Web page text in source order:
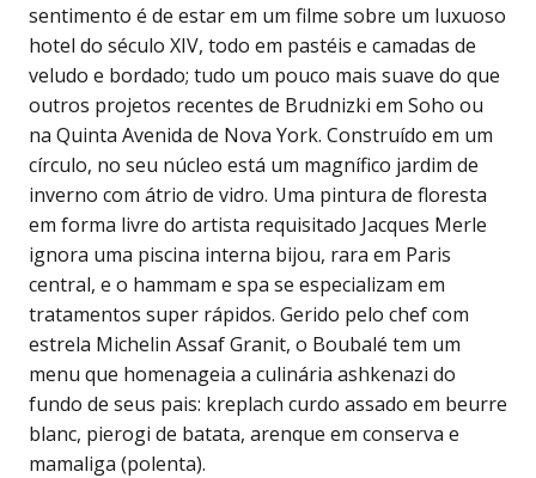
sentimento é de estar em um filme sobre um luxuoso
hotel do século XIV, todo em pastéis e camadas de
veludo e bordado; tudo um pouco mais suave do que
outros projetos recentes de Brudnizki em Soho ou
na Quinta Avenida de Nova York. Construído em um
círculo, no seu núcleo está um magnífico jardim de
inverno com átrio de vidro. Uma pintura de floresta
em forma livre do artista requisitado Jacques Merle
ignora uma piscina interna bijou, rara em Paris
central, e o hammam e spa se especializam em
tratamentos super rápidos. Gerido pelo chef com
estrela Michelin Assaf Granit, o Boubalé tem um
menu que homenageia a culinária ashkenazi do
fundo de seus pais: kreplach curdo assado em beurre
blanc, pierogi de batata, arenque em conserva e
mamaliga (polenta).